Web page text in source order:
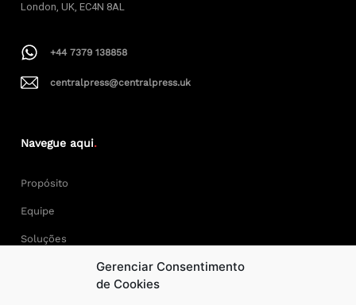
Gerenciar Consentimento
de Cookies
London, UK, EC4N 8AL
+44 7379 138858
centralpress@centralpress.uk
Navegue aqui.
Propósito
Equipe
Soluções